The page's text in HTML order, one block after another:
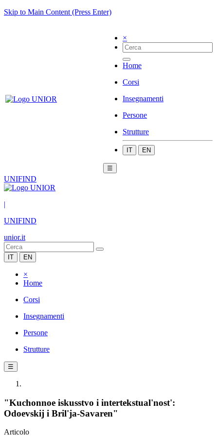
Skip to Main Content (Press Enter)
×
Home
Corsi
Insegnamenti
Persone
Strutture
IT EN
☰
UNIFIND
|
UNIFIND
unior.it
IT EN
×
Home
Corsi
Insegnamenti
Persone
Strutture
☰
"Kuchonnoe iskusstvo i intertekstual'nost':
Odoevskij i Bril'ja-Savaren"
Articolo